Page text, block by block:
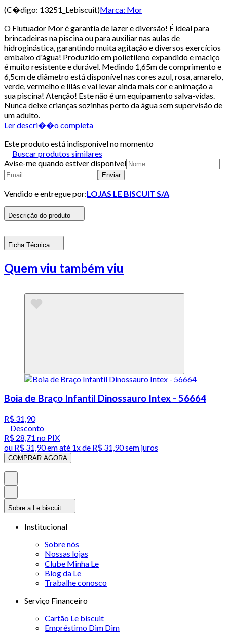
(C�digo: 13251_Lebiscuit)Marca: Mor
O Flutuador Mor é garantia de lazer e diversão! É ideal para
brincadeiras na piscina ou para auxiliar nas aulas de
hidroginástica, garantindo muita agitação e diversos exercícios
embaixo d'água! Produzido em polietileno expandido e maciço
é muito resistente e durável. Medindo 1,65m de comprimento e
6,5cm de diâmetro está disponível nas cores azul, rosa, amarelo,
verde, vermelho e lilás e vai levar ainda mais cor e animação a
sua piscina! Atenção! Este não é um equipamento salva-vidas.
Nunca deixe crianças sozinhas perto da água sem supervisão de
um adulto.
Ler descri��o completa
Este produto está indisponivel no momento
Buscar produtos similares
Avise-me quando estiver disponivel
Enviar
Vendido e entregue por:LOJAS LE BISCUIT S/A
Descrição do produto
Ficha Técnica
Quem viu também viu
Boia de Braço Infantil Dinossauro Intex - 56664
R$ 31,90
Desconto
R$ 28,71 no PIX
ou R$ 31,90em até 1x de R$ 31,90sem juros
COMPRAR AGORA
Sobre a Le biscuit
Institucional
Sobre nós
Nossas lojas
Clube Minha Le
Blog da Le
Trabalhe conosco
Serviço Financeiro
Cartão Le biscuit
Empréstimo Dim Dim